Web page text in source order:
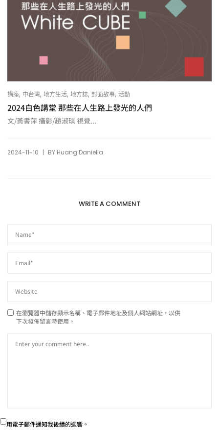
講座, 中台灣, 地方生活, 地方誌, 封面故事, 活動
2024白色講堂 那些在人生路上發光的人們
文/黃書萍 攝影/趙淑琪 視覺...
2024-11-10 | BY Huang Daniella
WRITE A COMMENT
在瀏覽器中儲存顯示名稱、電子郵件地址及個人網站網址，以供
下次發佈留言時使用。
用電子郵件通知我後續的迴響。